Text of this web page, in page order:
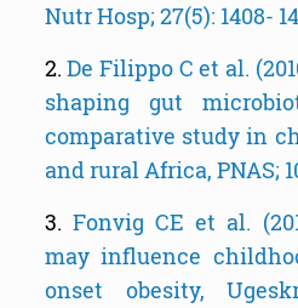
Nutr Hosp; 27(5): 1408-
2.De Filippo C et al.
shaping gut
comparative study in
and rural Africa, PNAS;
3.Fonvig CE et al.
may influence
onset obesity,